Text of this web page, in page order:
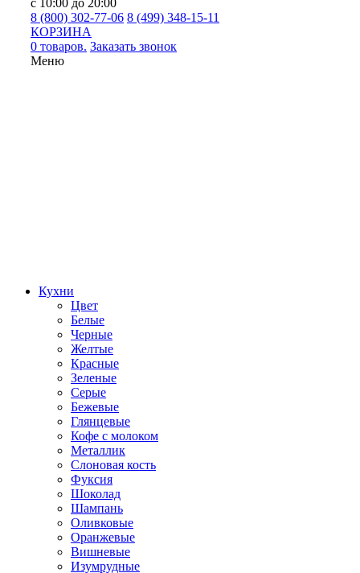
с 10:00 до 20:00
8 (800) 302-77-06 8 (499) 348-15-11
КОРЗИНА
0 товаров. Заказать звонок
Меню
Кухни
Цвет
Белые
Черные
Желтые
Красные
Зеленые
Серые
Бежевые
Глянцевые
Кофе с молоком
Металлик
Слоновая кость
Фуксия
Шоколад
Шампань
Оливковые
Оранжевые
Вишневые
Изумрудные